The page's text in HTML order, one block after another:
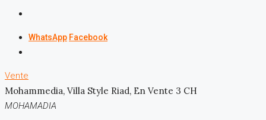
WhatsApp Facebook
Vente
Mohammedia, Villa Style Riad, En Vente 3 CH
MOHAMADIA